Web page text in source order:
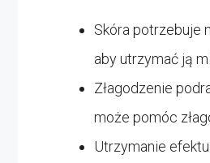
Skóra potrzebuje
aby utrzymać ją
Złagodzenie
może pomóc
Utrzymanie